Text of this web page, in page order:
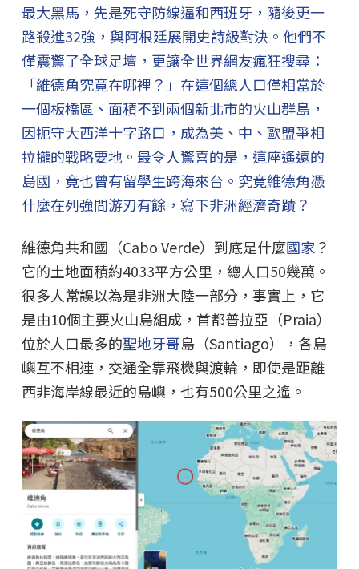
最大黑馬，先是死守防線逼和西班牙，隨後更一
路殺進32強，與阿根廷展開史詩級對決。他們不
僅震驚了全球足壇，更讓全世界網友瘋狂搜尋：
「維德角究竟在哪裡？」在這個總人口僅相當於
一個板橋區、面積不到兩個新北市的火山群島，
因扼守大西洋十字路口，成為美、中、歐盟爭相
拉攏的戰略要地。最令人驚喜的是，這座遙遠的
島國，竟也曾有留學生跨海來台。究竟維德角憑
什麼在列強間游刃有餘，寫下非洲經濟奇蹟？
維德角共和國（Cabo Verde）到底是什麼國家 ？
它的土地面積約4033平方公里，總人口50幾萬。
很多人常誤以為是非洲大陸一部分，事實上，它
是由10個主要火山島組成，首都普拉亞（Praia）
位於人口最多的聖地牙哥島（Santiago），各島
嶼互不相連，交通全靠飛機與渡輪，即使是距離
西非海岸線最近的島嶼，也有500公里之遙。